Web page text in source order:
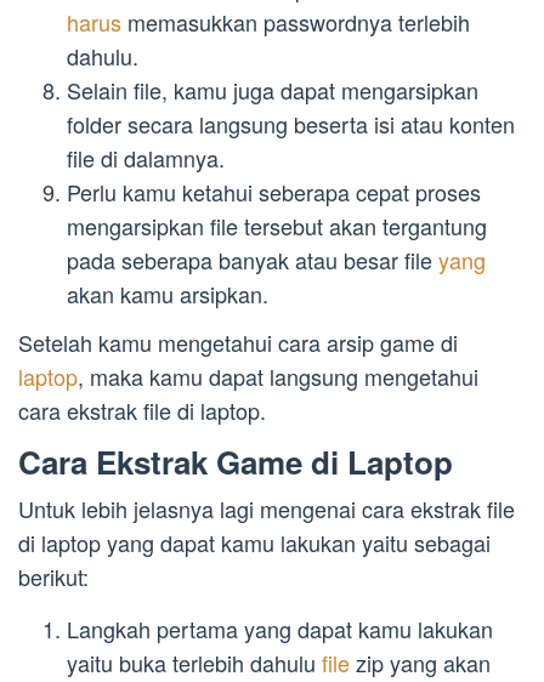
harus memasukkan passwordnya terlebih
dahulu.
Selain file, kamu juga dapat mengarsipkan
folder secara langsung beserta isi atau konten
file di dalamnya.
Perlu kamu ketahui seberapa cepat proses
mengarsipkan file tersebut akan tergantung
pada seberapa banyak atau besar fileyang
akan kamu arsipkan.
Setelah kamu mengetahui cara arsip game di
laptop, maka kamu dapat langsung mengetahui
cara ekstrak file di laptop.
Cara Ekstrak Game di Laptop
Untuk lebih jelasnya lagi mengenai cara ekstrak file
di laptop yang dapat kamu lakukan yaitu sebagai
berikut:
Langkah pertama yang dapat kamu lakukan
yaitu buka terlebih dahulu filezip yang akan